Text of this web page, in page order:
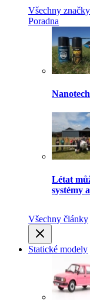
Všechny značky
Poradna
Létat
systémy
Všechny články
Statické modely